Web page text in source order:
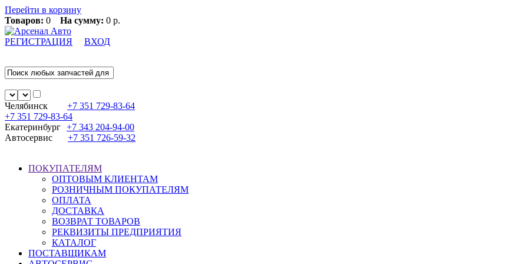
Перейти в корзину
Товаров: 0 На сумму: 0 р.
РЕГИСТРАЦИЯ ВХОД
Челябинск +7 351 729-83-64
+7 351 729-83-64
Екатеринбург +7 343 204-94-00
Автосервис
+7 351 726-59-32
ПОКУПАТЕЛЯМ
ОПТОВЫМ КЛИЕНТАМ
РОЗНИЧНЫМ ПОКУПАТЕЛЯМ
ОПЛАТА
ДОСТАВКА
ВОЗВРАТ ТОВАРОВ
РЕКВИЗИТЫ ПРЕДПРИЯТИЯ
КАТАЛОГ
ПОСТАВЩИКАМ